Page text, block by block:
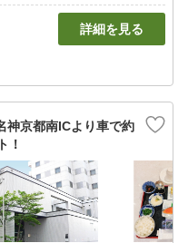
詳細を見る
神京都南ICより車で約
！